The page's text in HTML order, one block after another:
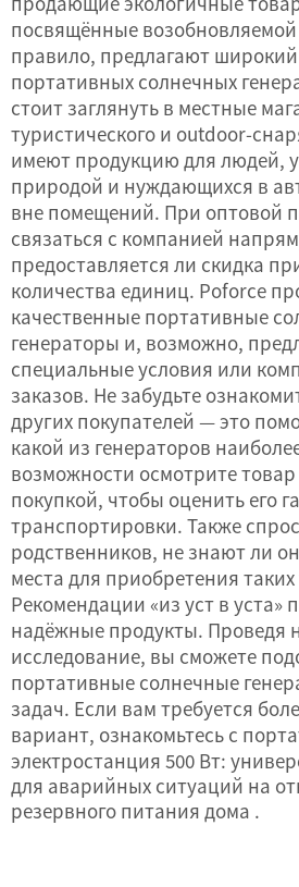
посвящённые возобновляемой
правило, предлагают
портативных солнечных
стоит заглянуть в местные
туристического и outdoor-
имеют продукцию для людей,
природой и нуждающихся в
вне помещений. При оптовой
связаться с компанией
предоставляется ли скидка
количества единиц. Poforce
качественные портативные
генераторы и, возможно,
специальные условия или
заказов. Не забудьте
других покупателей — это
какой из генераторов
возможности осмотрите
покупкой, чтобы оценить его
транспортировки. Также
родственников, не знают ли
места для приобретения
Рекомендации «из уст в уста»
надёжные продукты. Проведя
исследование, вы сможете
портативные солнечные
задач. Если вам требуется
вариант, ознакомьтесь с
электростанция 500 Вт:
для аварийных ситуаций на
резервного питания дома .